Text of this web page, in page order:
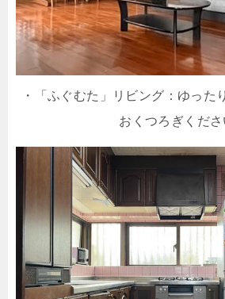
・「ふぐむた」リビング：ゆった
おくつろぎくださ